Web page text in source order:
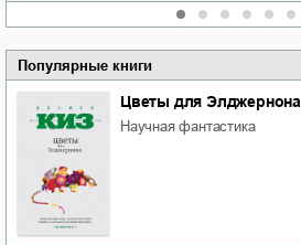
Популярные книги
Цветы для Элджернона
научная фантастика